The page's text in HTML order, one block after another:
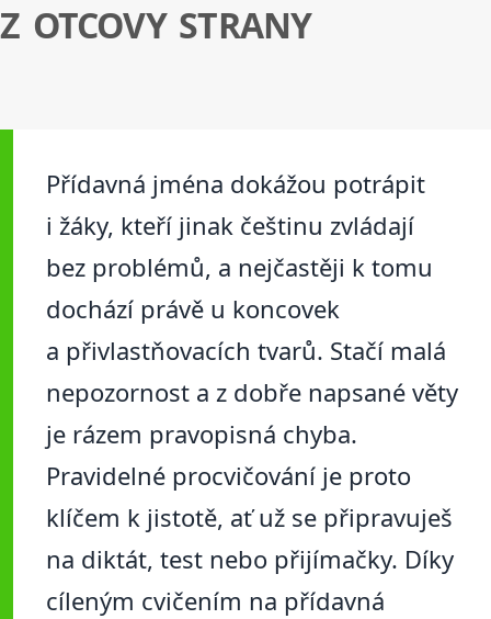
Z OTCOVY STRANY
Přídavná jména dokážou potrápit
i žáky, kteří jinak češtinu zvládají
bez problémů, a nejčastěji k tomu
dochází právě u koncovek
a přivlastňovacích tvarů. Stačí malá
nepozornost a z dobře napsané věty
je rázem pravopisná chyba.
Pravidelné procvičování je proto
klíčem k jistotě, ať už se připravuješ
na diktát, test nebo přijímačky. Díky
cíleným cvičením na přídavná